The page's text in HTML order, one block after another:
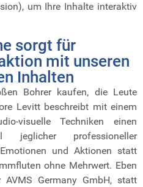
um Ihre Inhalte interaktiv
sorgt für
mit unseren
Inhalten
Bohrer kaufen, die Leute
Levitt beschreibt mit einem
visuelle Techniken einen
jeglicher professioneller
und Aktionen statt
ohne Mehrwert. Eben
Germany GmbH, statt